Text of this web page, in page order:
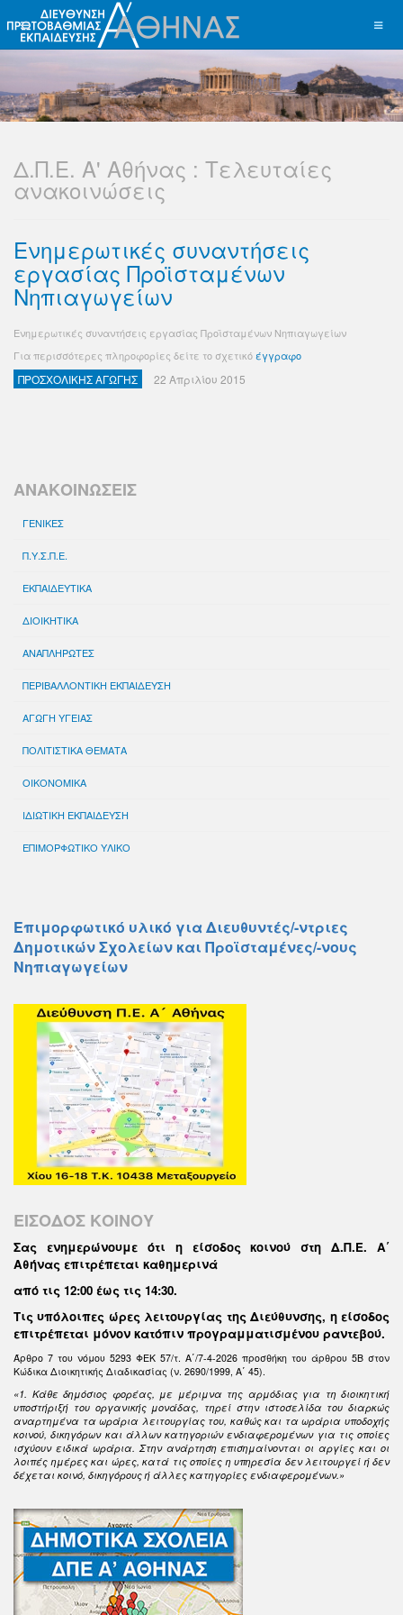
Δ.Π.Ε. Α' Αθήνας : Τελευταίες
ανακοινώσεις
Ενημερωτικές συναντήσεις
εργασίας Προϊσταμένων
Νηπιαγωγείων
Ενημερωτικές συναντήσεις εργασίας Προϊσταμένων Νηπιαγωγείων
Για περισσότερες πληροφορίες δείτε το σχετικόέγγραφο
ΠΡΟΣΧΟΛΙΚΗΣ ΑΓΩΓΗΣ 22 Απριλίου 2015
ΑΝΑΚΟΙΝΩΣΕΙΣ
ΓΕΝΙΚΕΣ
Π.Υ.Σ.Π.Ε.
ΕΚΠΑΙΔΕΥΤΙΚΑ
ΔΙΟΙΚΗΤΙΚΑ
ΑΝΑΠΛΗΡΩΤΕΣ
ΠΕΡΙΒΑΛΛΟΝΤΙΚΗ ΕΚΠΑΙΔΕΥΣΗ
ΑΓΩΓΗ ΥΓΕΙΑΣ
ΠΟΛΙΤΙΣΤΙΚΑ ΘΕΜΑΤΑ
ΟΙΚΟΝΟΜΙΚΑ
ΙΔΙΩΤΙΚΗ ΕΚΠΑΙΔΕΥΣΗ
ΕΠΙΜΟΡΦΩΤΙΚΟ ΥΛΙΚΟ
Επιμορφωτικό υλικό για Διευθυντές/-ντριες
Δημοτικών Σχολείων και Προϊσταμένες/-νους
Νηπιαγωγείων
ΕΙΣΟΔΟΣ ΚΟΙΝΟΥ
Σας ενημερώνουμε ότι η είσοδος κοινού στη Δ.Π.Ε. Α΄
Αθήνας επιτρέπεται καθημερινά
από τις 12:00 έως τις 14:30.
Τις υπόλοιπες ώρες λειτουργίας της Διεύθυνσης, η είσοδος
επιτρέπεται μόνον κατόπιν προγραμματισμένου ραντεβού.
Άρθρο 7 του νόμου 5293 ΦΕΚ 57/τ. Α΄/7-4-2026 προσθήκη του άρθρου 5Β στον
Κώδικα Διοικητικής Διαδικασίας (ν. 2690/1999, Α΄ 45).
«1. Κάθε δημόσιος φορέας, με μέριμνα της αρμόδιας για τη διοικητική
υποστήριξή του οργανικής μονάδας, τηρεί στην ιστοσελίδα του διαρκώς
αναρτημένα τα ωράρια λειτουργίας του, καθώς και τα ωράρια υποδοχής
κοινού, δικηγόρων και άλλων κατηγοριών ενδιαφερομένων για τις οποίες
ισχύουν ειδικά ωράρια. Στην ανάρτηση επισημαίνονται οι αργίες και οι
λοιπές ημέρες και ώρες, κατά τις οποίες η υπηρεσία δεν λειτουργεί ή δεν
δέχεται κοινό, δικηγόρους ή άλλες κατηγορίες ενδιαφερομένων.»